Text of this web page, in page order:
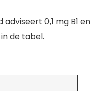
0,1 mg B1 en
de tabel.